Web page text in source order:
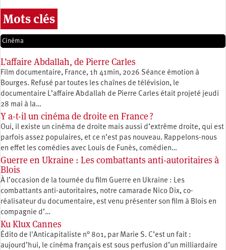
Mots clés
Cinéma
L’affaire Abdallah, de Pierre Carles
Film documentaire, France, 1h 41min, 2026 Séance émotion à
Bourges. Refusé par toutes les chaînes de télévision, le
documentaire L’affaire Abdallah de Pierre Carles était projeté jeudi
28 mai à la…
Y a-t-il un cinéma de droite en France ?
Oui, il existe un cinéma de droite mais aussi d’extrême droite, qui est
parfois assez populaires, et ce n’est pas nouveau. Rappelons-nous
en effet les comédies avec Louis de Funès, comédien…
Guerre en Ukraine : Les combattants anti-autoritaires à
Blois
À l’occasion de la tournée du film Guerre en Ukraine : Les
combattants anti-autoritaires, notre camarade Nico Dix, co-
réalisateur du documentaire, est venu présenter son film à Blois en
compagnie d’…
Ku Klux Cannes
Édito de l'Anticapitaliste n° 801, par Marie S. C’est un fait :
aujourd’hui, le cinéma français est sous perfusion d’un milliardaire